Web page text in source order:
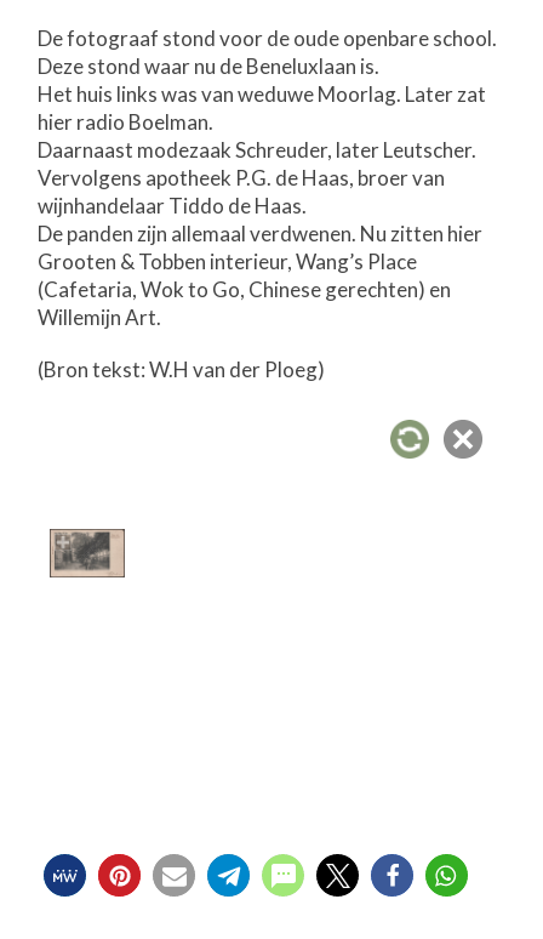
De fotograaf stond voor de oude openbare school.
Deze stond waar nu de Beneluxlaan is.
Het huis links was van weduwe Moorlag. Later zat
hier radio Boelman.
Daarnaast modezaak Schreuder, later Leutscher.
Vervolgens apotheek P.G. de Haas, broer van
wijnhandelaar Tiddo de Haas.
De panden zijn allemaal verdwenen. Nu zitten hier
Grooten & Tobben interieur, Wang’s Place
(Cafetaria, Wok to Go, Chinese gerechten) en
Willemijn Art.
(Bron tekst: W.H van der Ploeg)